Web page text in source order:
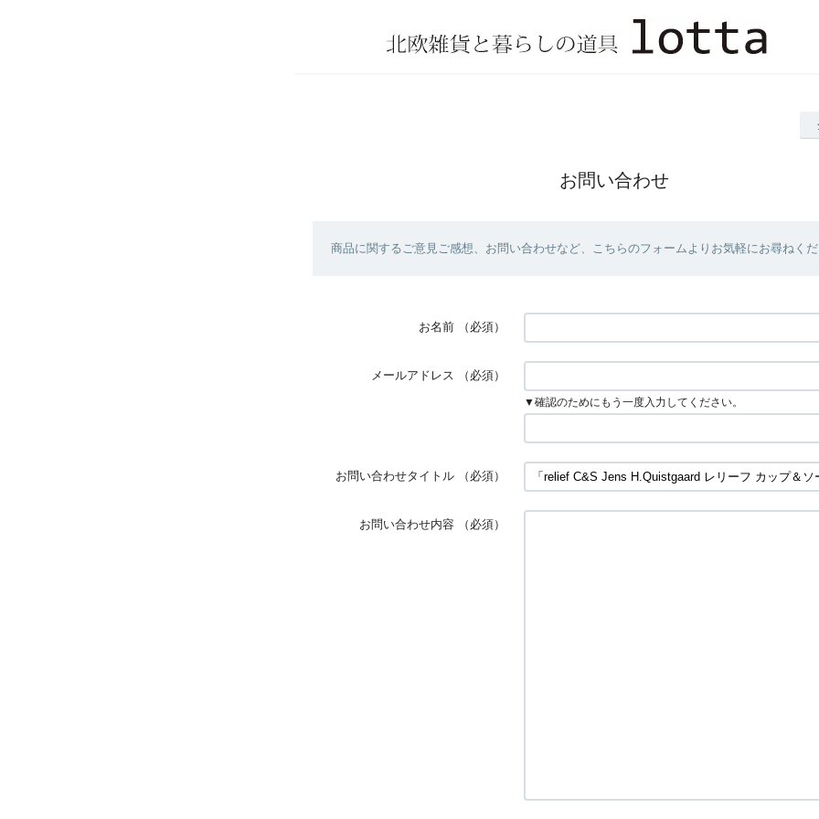
お問い合わせ
商品に関するご意見ご感想、お問い合わせなど、こちらのフォームよりお気軽にお尋ねくだ
お名前 （必須）
メールアドレス （必須）
▼確認のためにもう一度入力してください。
お問い合わせタイトル （必須）
お問い合わせ内容 （必須）